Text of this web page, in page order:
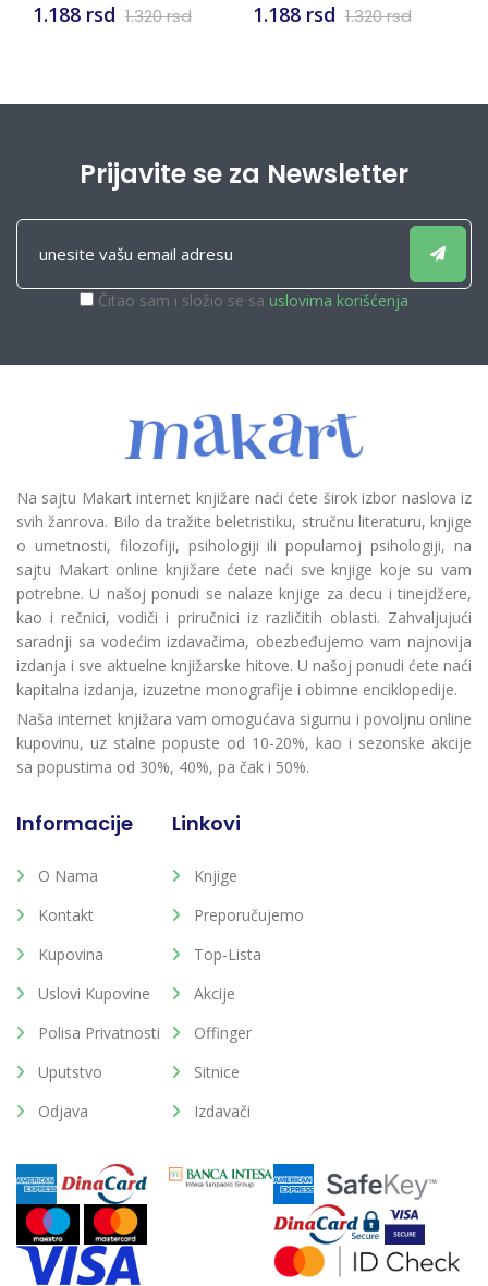
1.188 rsd 1.320 rsd 1.188 rsd 1.320 rsd
Prijavite se za Newsletter
Čitao sam i složio se sa uslovima korišćenja
Na sajtu Makart internet knjižare naći ćete širok izbor naslova iz
svih žanrova. Bilo da tražite beletristiku, stručnu literaturu, knjige
o umetnosti, filozofiji, psihologiji ili popularnoj psihologiji, na
sajtu Makart online knjižare ćete naći sve knjige koje su vam
potrebne. U našoj ponudi se nalaze knjige za decu i tinejdžere,
kao i rečnici, vodiči i priručnici iz različitih oblasti. Zahvaljujući
saradnji sa vodećim izdavačima, obezbeđujemo vam najnovija
izdanja i sve aktuelne knjižarske hitove. U našoj ponudi ćete naći
kapitalna izdanja, izuzetne monografije i obimne enciklopedije.
Naša internet knjižara vam omogućava sigurnu i povoljnu online
kupovinu, uz stalne popuste od 10-20%, kao i sezonske akcije
sa popustima od 30%, 40%, pa čak i 50%.
Informacije
O Nama
Kontakt
Kupovina
Uslovi Kupovine
Polisa Privatnosti
Uputstvo
Odjava
Linkovi
Knjige
Preporučujemo
Top-Lista
Akcije
Offinger
Sitnice
Izdavači